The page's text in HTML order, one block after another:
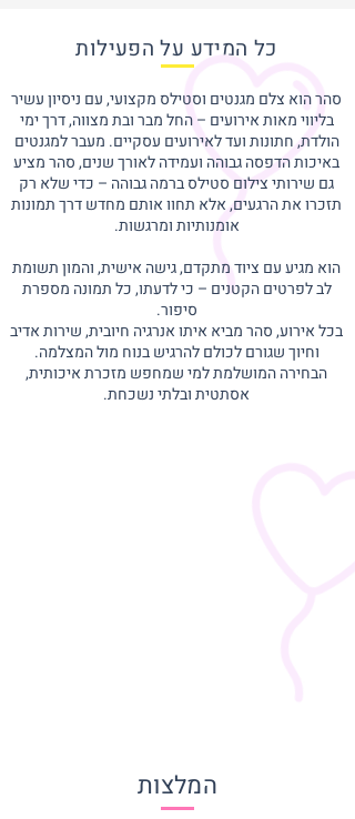
כל המידע על הפעילות
סהר הוא צלם מגנטים וסטילס מקצועי, עם ניסיון עשיר
בליווי מאות אירועים – החל מבר ובת מצווה, דרך ימי
הולדת, חתונות ועד לאירועים עסקיים. מעבר למגנטים
באיכות הדפסה גבוהה ועמידה לאורך שנים, סהר מציע
גם שירותי צילום סטילס ברמה גבוהה – כדי שלא רק
תזכרו את הרגעים, אלא תחוו אותם מחדש דרך תמונות
אומנותיות ומרגשות.
הוא מגיע עם ציוד מתקדם, גישה אישית, והמון תשומת
לב לפרטים הקטנים – כי לדעתו, כל תמונה מספרת
סיפור.
בכל אירוע, סהר מביא איתו אנרגיה חיובית, שירות אדיב
וחיוך שגורם לכולם להרגיש בנוח מול המצלמה.
הבחירה המושלמת למי שמחפש מזכרת איכותית,
אסתטית ובלתי נשכחת.
המלצות